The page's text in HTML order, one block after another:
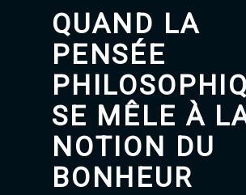
El Jadida
Chefchaouen
Taza
Taounate
SkhourRhamna
Taroudant
QUAND LA
PENSÉE
SE MÊLE À
NOTION DU
BONHEUR